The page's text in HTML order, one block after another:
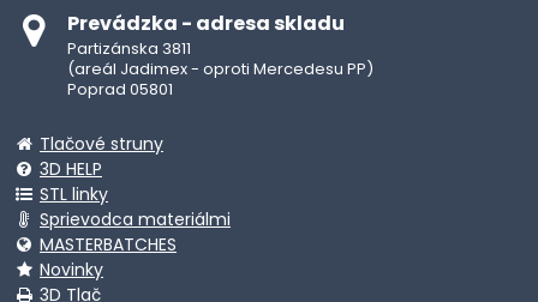
Prevádzka - adresa skladu
Partizánska 3811
(areál Jadimex - oproti Mercedesu PP)
Poprad 05801
Tlačové struny
3D HELP
STL linky
Sprievodca materiálmi
MASTERBATCHES
Novinky
3D Tlač